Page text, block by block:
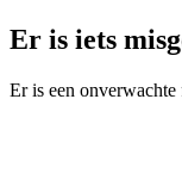
Er is iets
Er is een onverwachte